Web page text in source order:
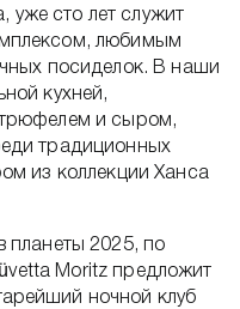
уже сто лет служит
любимым
посиделок. В наши
кухней,
и сыром,
традиционных
из коллекции Ханса
планеты 2025, по
Moritz предложит
ночной клуб